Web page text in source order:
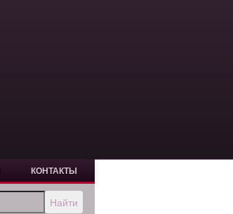
КОНТАКТЫ
Найти